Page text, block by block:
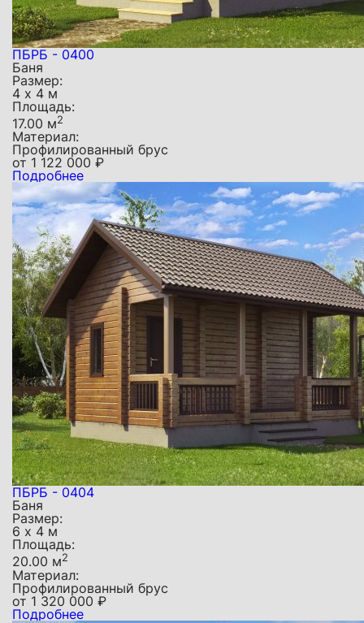
ПБРБ - 0400
Баня
Размер:
4 х 4 м
Площадь:
17.00 м2
Материал:
Профилированный брус
от 1 122 000 ₽
Подробнее
ПБРБ - 0404
Баня
Размер:
6 х 4 м
Площадь:
20.00 м2
Материал:
Профилированный брус
от 1 320 000 ₽
Подробнее